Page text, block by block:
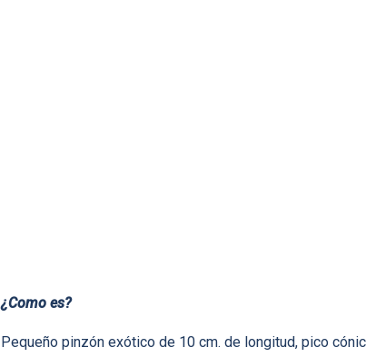
¿Como es?
Pequeño pinzón exótico de 10 cm. de longitud, pico